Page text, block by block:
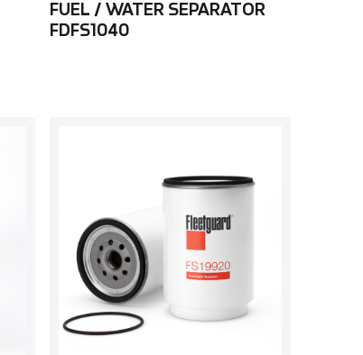
FUEL / WATER SEPARATOR
FDFS1040